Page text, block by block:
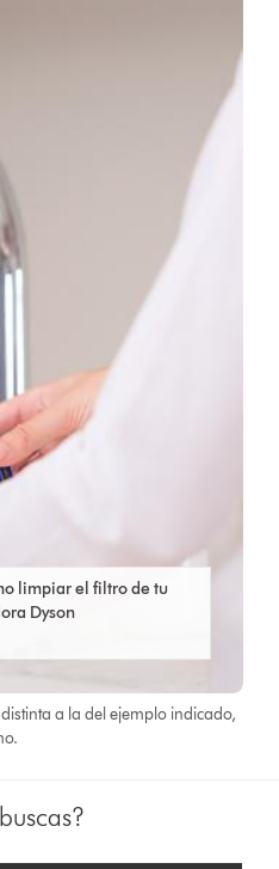
limpiar el filtro de tu
Dyson
a la del ejemplo indicado,